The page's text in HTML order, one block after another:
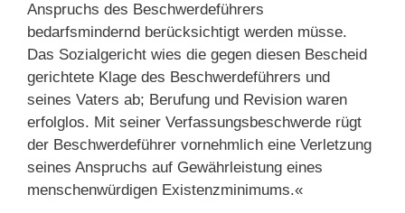
Anspruchs des Beschwerdeführers
bedarfsmindernd berücksichtigt werden müsse.
Das Sozialgericht wies die gegen diesen Bescheid
gerichtete Klage des Beschwerdeführers und
seines Vaters ab; Berufung und Revision waren
erfolglos. Mit seiner Verfassungsbeschwerde rügt
der Beschwerdeführer vornehmlich eine Verletzung
seines Anspruchs auf Gewährleistung eines
menschenwürdigen Existenzminimums.«